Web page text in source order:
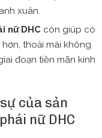
xuân.
nữ DHC còn giúp có
thoải mái không
đoạn tiền mãn kinh
của sản
nữ DHC